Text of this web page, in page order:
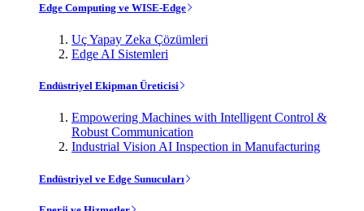
Edge Computing ve WISE-Edge
Uç Yapay Zeka Çözümleri
Edge AI Sistemleri
Endüstriyel Ekipman Üreticisi
Empowering Machines with Intelligent Control &
Robust Communication
Industrial Vision AI Inspection in Manufacturing
Endüstriyel ve Edge Sunucuları